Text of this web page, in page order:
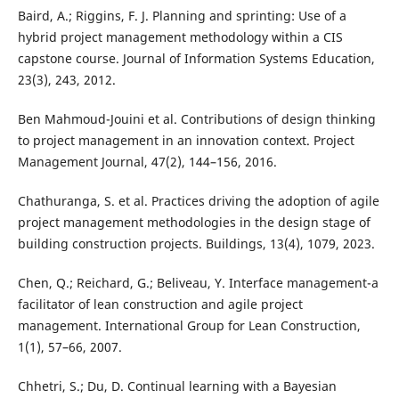
Baird, A.; Riggins, F. J. Planning and sprinting: Use of a
hybrid project management methodology within a CIS
capstone course. Journal of Information Systems Education,
23(3), 243, 2012.
Ben Mahmoud-Jouini et al. Contributions of design thinking
to project management in an innovation context. Project
Management Journal, 47(2), 144–156, 2016.
Chathuranga, S. et al. Practices driving the adoption of agile
project management methodologies in the design stage of
building construction projects. Buildings, 13(4), 1079, 2023.
Chen, Q.; Reichard, G.; Beliveau, Y. Interface management-a
facilitator of lean construction and agile project
management. International Group for Lean Construction,
1(1), 57–66, 2007.
Chhetri, S.; Du, D. Continual learning with a Bayesian